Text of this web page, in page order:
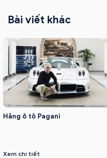
Bài viết khác
Hãng ô tô Pagani
Xem chi tiết